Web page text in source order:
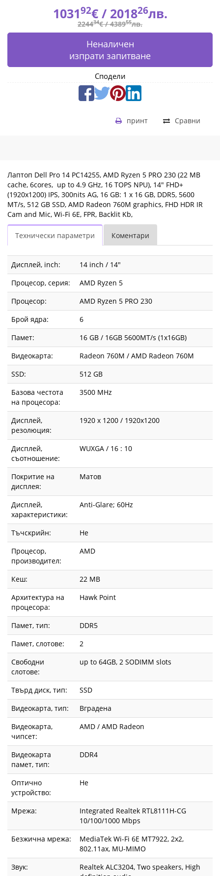
FHD+
(1920x1200)
300nits
x
16
GB,
DDR5,
MT/s,
512
GB
SSD,
AMD
Radeon
760M
graphics,
FHD
HDR
IR
Cam
and
Mic,
Wi-
Fi
6E,
FPR,
Backlit
Kb,
|
Fly.bg
103192€ / 201826лв.
224434€ /438955лв.
Неналичен
изпрати запитване
Сподели
Сравни
принт
Лаптоп Dell Pro 14 PC14255, AMD Ryzen 5 PRO 230 (22 MB
cache, 6cores, up to 4.9 GHz, 16 TOPS NPU), 14" FHD+
(1920x1200) IPS, 300nits AG, 16 GB: 1 x 16 GB, DDR5, 5600
MT/s, 512 GB SSD, AMD Radeon 760M graphics, FHD HDR IR
Cam and Mic, Wi-Fi 6E, FPR, Backlit Kb,
Технически параметри Коментари
Дисплей, inch:
14 inch / 14"
Процесор, серия:
AMD Ryzen 5
Процесор:
AMD Ryzen 5 PRO 230
Брой ядра:
6
Памет:
16 GB / 16GB 5600MT/s (1x16GB)
Видеокарта:
Radeon 760M / AMD Radeon 760M
SSD:
512 GB
Базова честота
на процесора:
3500 MHz
Дисплей,
резолюция:
1920 x 1200 / 1920x1200
Дисплей,
съотношение:
WUXGA / 16 : 10
Покритие на
дисплея:
Матов
Дисплей,
характеристики:
Anti-Glare; 60Hz
Тъчскрийн:
Не
Процесор,
производител:
AMD
Кеш:
22 MB
Архитектура на
процесора:
Hawk Point
Памет, тип:
DDR5
Памет, слотове:
2
Свободни
слотове:
up to 64GB, 2 SODIMM slots
Твърд диск, тип:
SSD
Видеокарта, тип:
Вградена
Видеокарта,
чипсет:
AMD / AMD Radeon
Видеокарта
памет, тип:
DDR4
Оптично
устройство:
Не
Мрежа:
Integrated Realtek RTL8111H-CG
10/100/1000 Mbps
Безжична мрежа:
MediaTek Wi-Fi 6E MT7922, 2x2,
802.11ax, MU-MIMO
Звук:
Realtek ALC3204, Two speakers, High